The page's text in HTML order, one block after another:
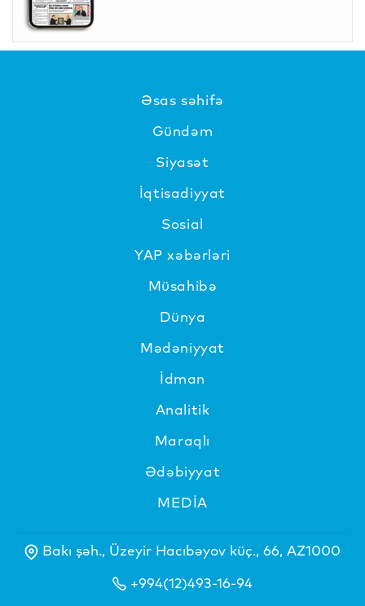
Əsas səhifə
Gündəm
Siyasət
İqtisadiyyat
Sosial
YAP xəbərləri
Müsahibə
Dünya
Mədəniyyat
İdman
Analitik
Maraqlı
Ədəbiyyat
MEDİA
Bakı şəh., Üzeyir Hacıbəyov küç., 66, AZ1000
+994(12)493-16-94